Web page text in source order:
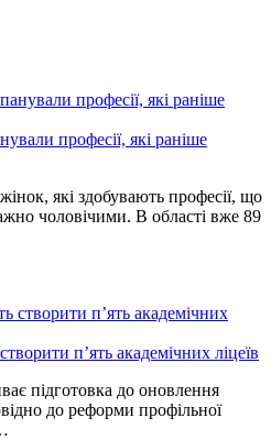
професії, які раніше
які здобувають професії, що
чоловічими. В області вже 89
п’ять академічних ліцеїв
підготовка до оновлення
до реформи профільної